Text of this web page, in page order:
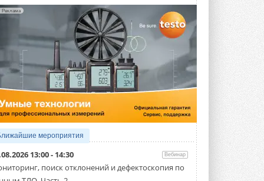
Реклама
мероприятия
13:00 - 14:30 Вебинар
поиск отклонений и дефектоскопия по